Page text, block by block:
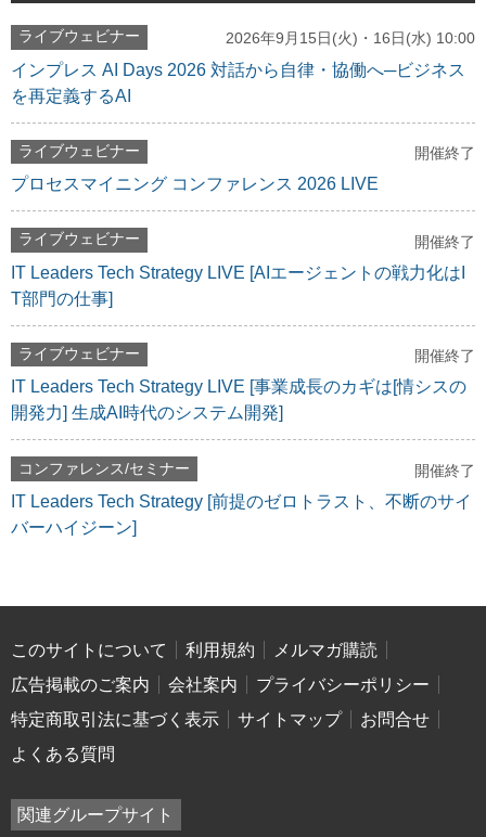
ライブウェビナー 2026年9月15日(火)・16日(水) 10:00
インプレス AI Days 2026 対話から自律・協働へ─ビジネス
を再定義するAI
ライブウェビナー 開催終了
プロセスマイニング コンファレンス 2026 LIVE
ライブウェビナー 開催終了
IT Leaders Tech Strategy LIVE [AIエージェントの戦力化はI
T部門の仕事]
ライブウェビナー 開催終了
IT Leaders Tech Strategy LIVE [事業成長のカギは[情シスの
開発力] 生成AI時代のシステム開発]
コンファレンス/セミナー 開催終了
IT Leaders Tech Strategy [前提のゼロトラスト、不断のサイ
バーハイジーン]
このサイトについて 利用規約
メルマガ購読
広告掲載のご案内
会社案内
プライバシーポリシー
特定商取引法に基づく表示
サイトマップ
お問合せ
よくある質問
関連グループサイト